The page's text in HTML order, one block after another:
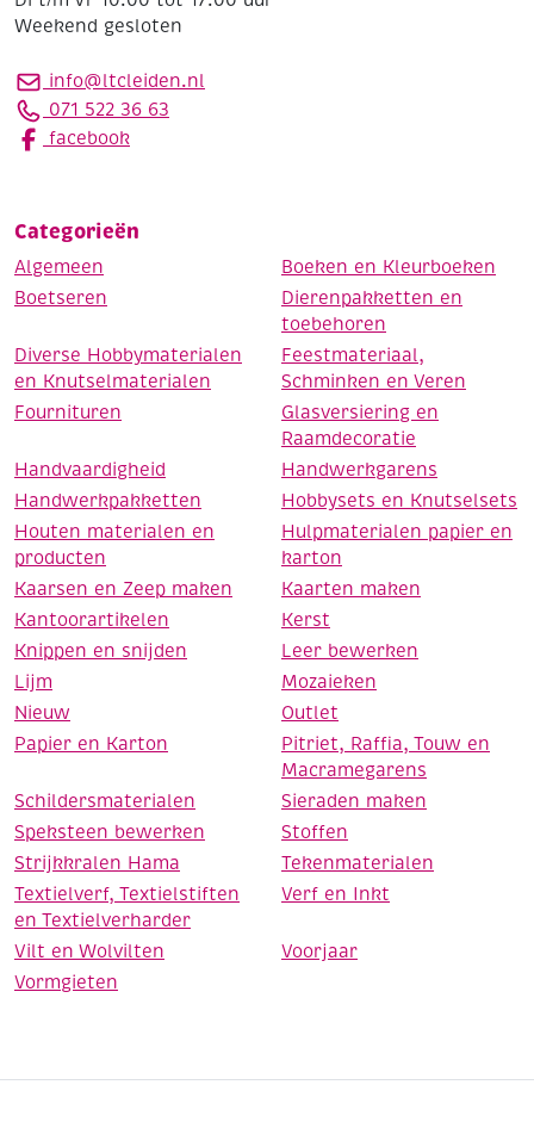
Weekend gesloten
info@ltcleiden.nl
071 522 36 63
facebook
Categorieën
Algemeen
Boeken en Kleurboeken
Boetseren
Dierenpakketten en
toebehoren
Diverse Hobbymaterialen
en Knutselmaterialen
Feestmateriaal,
Schminken en Veren
Fournituren
Glasversiering en
Raamdecoratie
Handvaardigheid
Handwerkgarens
Handwerkpakketten
Hobbysets en Knutselsets
Houten materialen en
producten
Hulpmaterialen papier en
karton
Kaarsen en Zeep maken
Kaarten maken
Kantoorartikelen
Kerst
Knippen en snijden
Leer bewerken
Lijm
Mozaieken
Nieuw
Outlet
Papier en Karton
Pitriet, Raffia, Touw en
Macramegarens
Schildersmaterialen
Sieraden maken
Speksteen bewerken
Stoffen
Strijkkralen Hama
Tekenmaterialen
Textielverf, Textielstiften
en Textielverharder
Verf en Inkt
Vilt en Wolvilten
Voorjaar
Vormgieten